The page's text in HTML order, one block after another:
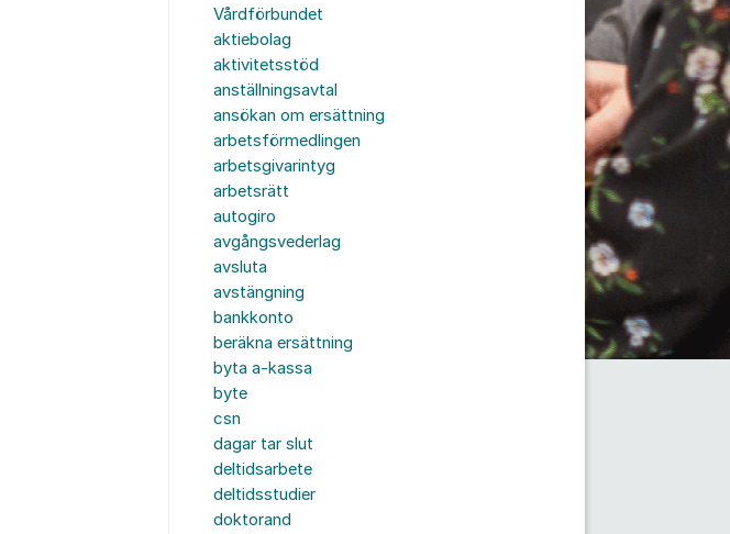
Vårdförbundet
aktiebolag
aktivitetsstöd
anställningsavtal
ansökan om ersättning
arbetsförmedlingen
arbetsgivarintyg
arbetsrätt
autogiro
avgångsvederlag
avsluta
avstängning
bankkonto
beräkna ersättning
byta a-kassa
byte
csn
dagar tar slut
deltidsarbete
deltidsstudier
doktorand